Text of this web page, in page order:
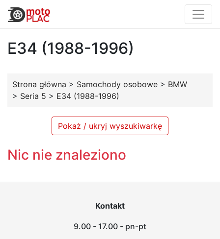
E34 (1988-1996)
Strona główna > Samochody osobowe > BMW
> Seria 5 > E34 (1988-1996)
Pokaż / ukryj wyszukiwarkę
Nic nie znaleziono
Kontakt
9.00 - 17.00 - pn-pt